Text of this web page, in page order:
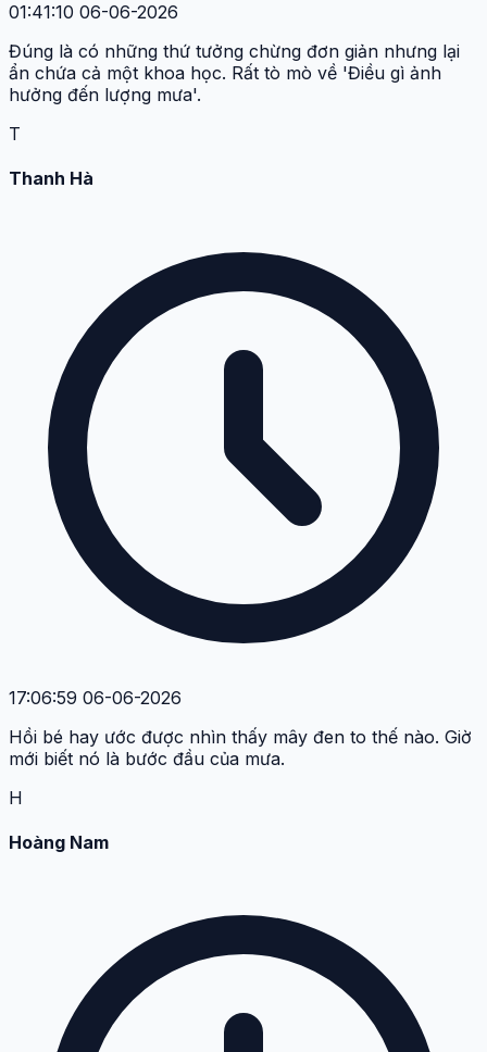
01:41:10 06-06-2026
Đúng là có những thứ tưởng chừng đơn giản nhưng lại
ẩn chứa cả một khoa học. Rất tò mò về 'Điều gì ảnh
hưởng đến lượng mưa'.
T
Thanh Hà
17:06:59 06-06-2026
Hồi bé hay ước được nhìn thấy mây đen to thế nào. Giờ
mới biết nó là bước đầu của mưa.
H
Hoàng Nam